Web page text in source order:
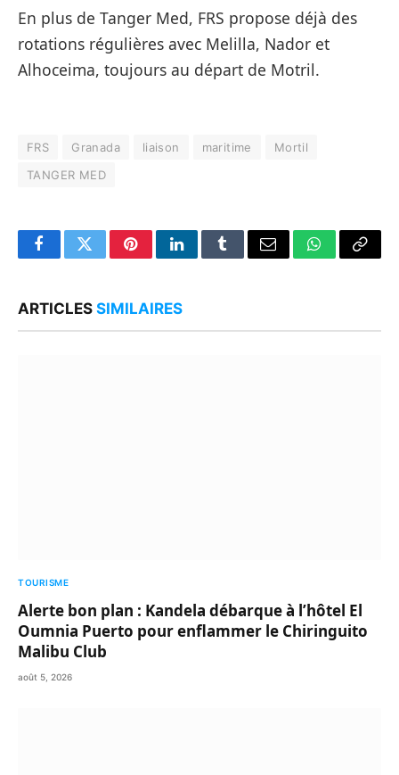
En plus de Tanger Med, FRS propose déjà des
rotations régulières avec Melilla, Nador et
Alhoceima, toujours au départ de Motril.
FRS Granada liaison maritime
Mortil
TANGER MED
FacebookTwitterPinterestLinkedInTumblrEmail WhatsApp
Copy
ARTICLES SIMILAIRES
TOURISME
Alerte bon plan : Kandela débarque à l’hôtel El
Oumnia Puerto pour enflammer le Chiringuito
Malibu Club
août 5, 2026